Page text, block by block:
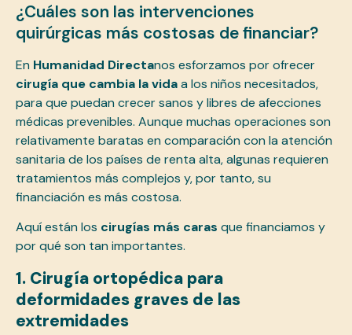
¿Cuáles son las intervenciones
quirúrgicas más costosas de financiar?
En Humanidad Directanos esforzamos por ofrecer
cirugía que cambia la vidaa los niños necesitados,
para que puedan crecer sanos y libres de afecciones
médicas prevenibles. Aunque muchas operaciones son
relativamente baratas en comparación con la atención
sanitaria de los países de renta alta, algunas requieren
tratamientos más complejos y, por tanto, su
financiación es más costosa.
Aquí están los cirugías más caras que financiamos y
por qué son tan importantes.
1. Cirugía ortopédica para
deformidades graves de las
extremidades